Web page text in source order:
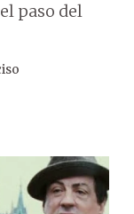
paso del